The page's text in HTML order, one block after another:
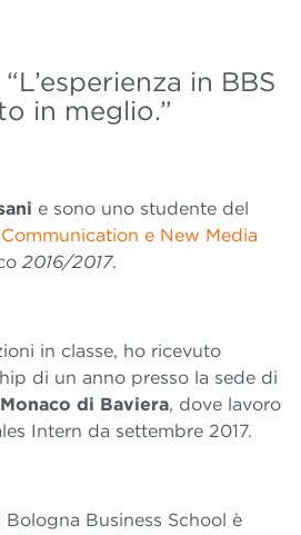
in BBS
in meglio.”
e sono uno studente del
e New Media
2016/2017.
in classe, ho ricevuto
di un anno presso la sede di
di Baviera, dove lavoro
Intern da settembre 2017.
Business School è